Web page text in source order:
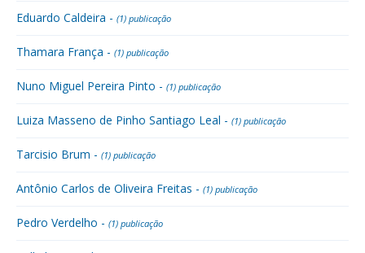
Eduardo Caldeira - (1) publicação
Thamara França - (1) publicação
Nuno Miguel Pereira Pinto - (1) publicação
Luiza Masseno de Pinho Santiago Leal - (1) publicação
Tarcisio Brum - (1) publicação
Antônio Carlos de Oliveira Freitas - (1) publicação
Pedro Verdelho - (1) publicação